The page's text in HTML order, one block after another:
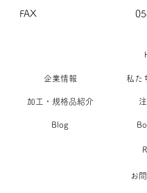
FAX
企業情報 私た
加工・規格品紹介
Blog
お